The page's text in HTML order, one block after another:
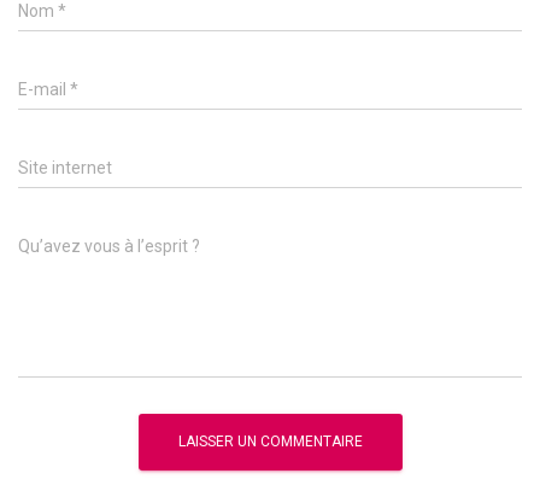
Nom *
E-mail *
Site internet
Qu’avez vous à l’esprit ?